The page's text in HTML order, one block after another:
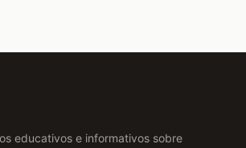
educativos e informativos sobre